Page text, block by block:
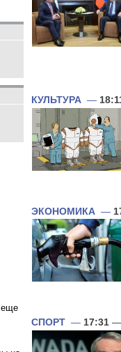
еще
КУЛЬТУРА —
ЭКОНОМИКА —
СПОРТ — 17:31 —